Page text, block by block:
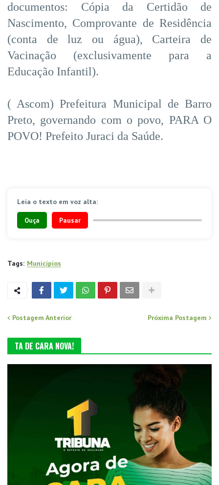
documentos: Cópia da Certidão de
Nascimento, Comprovante de Residência
(conta de luz ou água), Carteira de
Vacinação (exclusivamente para a
Educação Infantil).
( Ascom) Prefeitura Municipal de Barro
Preto, governando com o povo, PARA O
POVO! Prefeito Juraci da Saúde.
Leia o texto em voz alta:
Ouça Pausar
Tags: Municípios
Postagem Anterior Próxima Postagem
TA DE CARA NOVA!